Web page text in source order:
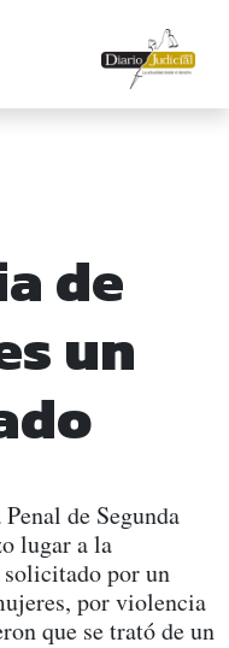
de
un
de Segunda
lugar a la
por un
por violencia
que se trató de un